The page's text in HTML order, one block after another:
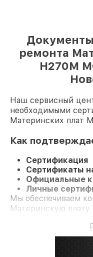
ремонта
H270M
Наш сервисный
необходимыми
Материнских плат
Как
Сертификация
Сертификаты
Официальные
Личные
Мы обеспечиваем
Материнскую плату